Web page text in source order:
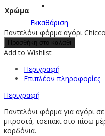
Χρώμα
Εκκαθάριση
Παντελόνι φόρμα αγόρι
Προσθήκη στο καλάθι
Add to Wishlist
Περιγραφή
Επιπλέον πληροφορίες
Περιγραφή
Παντελόνι φόρμα για αγόρι
μπροστά, τσεπάκι στο πίσω
κορδόνια.